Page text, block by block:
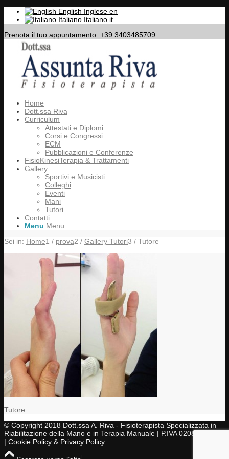
English Inglese en
Italiano Italiano it
Prenota il tuo appuntamento: +39 3403485709
Home
Dott.ssa Riva
Curriculum
Attestati e Diplomi
Corsi e Congressi
ECM
Pubblicazioni e Conferenze
FisioKinesiTerapia & Trattamenti
Gallery
Sportivi e Musicisti
Colleghi
Eventi
Mani
Tutori
Contatti
Menu Menu
Sei in: Home1 / prova2 / Gallery Tutori3 / Tutore
Tutore
© Copyright 2018 Dott.ssa A. Riva - Fisioterapista Specializzata in
Riabilitazione della Mano e in Terapia Manuale | P.IVA 02083430997
| Cookie Policy & Privacy Policy